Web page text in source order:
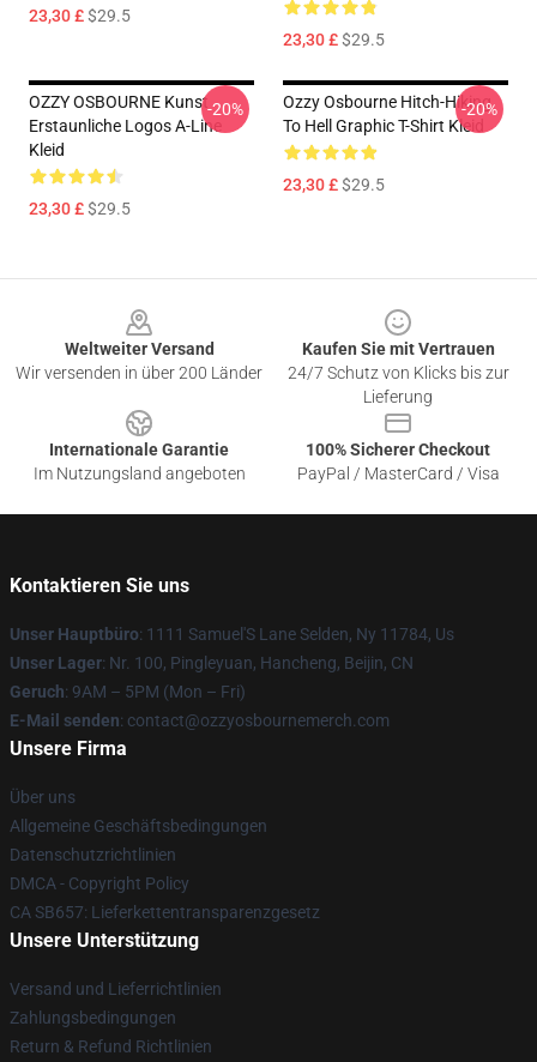
23,30 £$29.5
23,30 £$29.5
OZZY OSBOURNE Kunst
Erstaunliche Logos A-Line
Kleid
23,30 £$29.5
-20%
Ozzy Osbourne Hitch-Hiking
To Hell Graphic T-Shirt Kleid
23,30 £$29.5
-20%
Weltweiter Versand
Wir versenden in über 200 Länder
Kaufen Sie mit Vertrauen
24/7 Schutz von Klicks bis zur
Lieferung
Internationale Garantie
Im Nutzungsland angeboten
100% Sicherer Checkout
PayPal / MasterCard / Visa
Kontaktieren Sie uns
Unser Hauptbüro: 1111 Samuel'S Lane Selden, Ny 11784, Us
Unser Lager: Nr. 100, Pingleyuan, Hancheng, Beijin, CN
Geruch: 9AM – 5PM (Mon – Fri)
E-Mail senden: contact@ozzyosbournemerch.com
Unsere Firma
Über uns
Allgemeine Geschäftsbedingungen
Datenschutzrichtlinien
DMCA - Copyright Policy
CA SB657: Lieferkettentransparenzgesetz
Unsere Unterstützung
Versand und Lieferrichtlinien
Zahlungsbedingungen
Return & Refund Richtlinien